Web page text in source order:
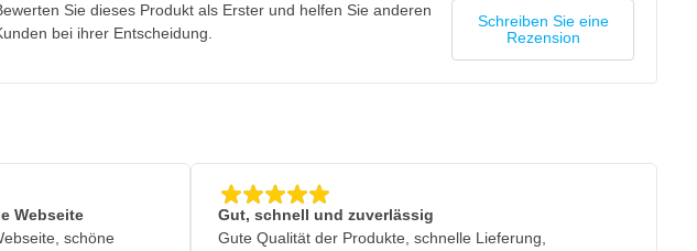
Sie dieses Produkt als Erster und helfen Sie anderen
bei ihrer Entscheidung.
Schreiben Sie eine
Rezension
Webseite
schöne
Gut, schnell und zuverlässig
Gute Qualität der Produkte, schnelle Lieferung,